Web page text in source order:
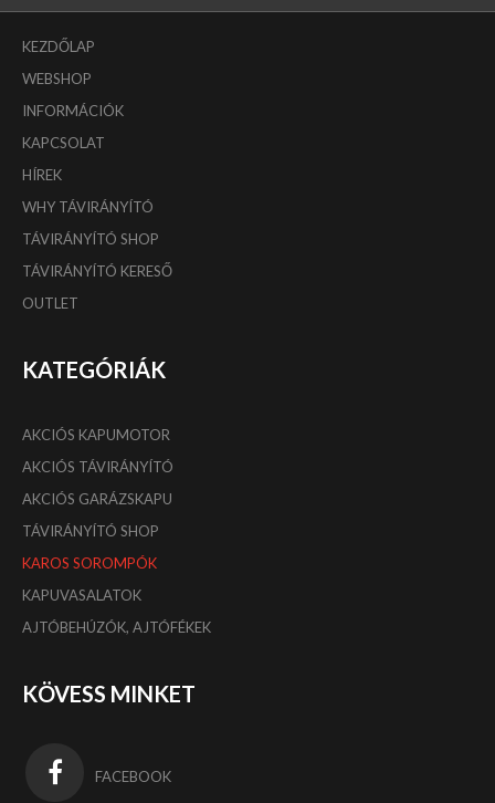
KEZDŐLAP
WEBSHOP
INFORMÁCIÓK
KAPCSOLAT
HÍREK
WHY TÁVIRÁNYÍTÓ
TÁVIRÁNYÍTÓ SHOP
TÁVIRÁNYÍTÓ KERESŐ
OUTLET
KATEGÓRIÁK
AKCIÓS KAPUMOTOR
AKCIÓS TÁVIRÁNYÍTÓ
AKCIÓS GARÁZSKAPU
TÁVIRÁNYÍTÓ SHOP
KAROS SOROMPÓK
KAPUVASALATOK
AJTÓBEHÚZÓK, AJTÓFÉKEK
KÖVESS MINKET
FACEBOOK